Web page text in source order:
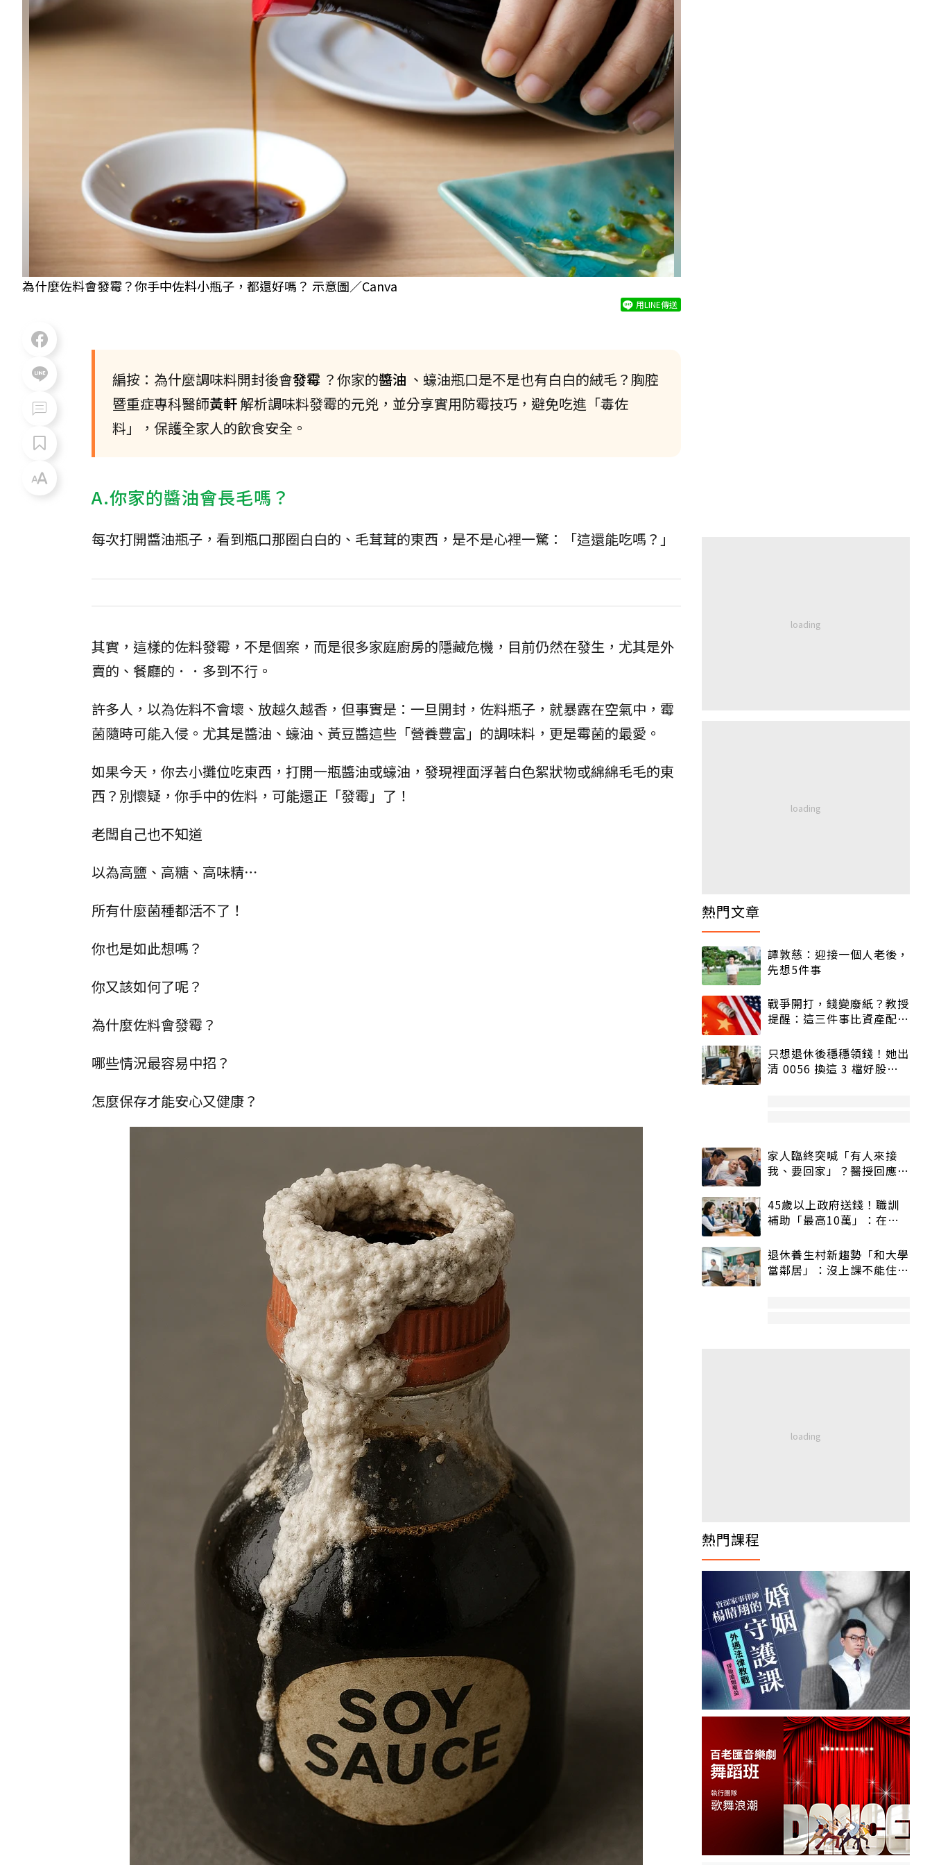
為什麼佐料會發霉？你手中佐料小瓶子，都還好嗎？ 示意圖／Canva
用LINE傳送
編按：為什麼調味料開封後會發霉 ？你家的醬油 、蠔油瓶口是不是也有白白的絨毛？胸腔
暨重症專科醫師黃軒解析調味料發霉的元兇，並分享實用防霉技巧，避免吃進「毒佐
料」，保護全家人的飲食安全。
A.你家的醬油會長毛嗎？
每次打開醬油瓶子，看到瓶口那圈白白的、毛茸茸的東西，是不是心裡一驚：「這還能吃嗎？」
其實，這樣的佐料發霉，不是個案，而是很多家庭廚房的隱藏危機，目前仍然在發生，尤其是外
賣的、餐廳的．．多到不行。
許多人，以為佐料不會壞、放越久越香，但事實是：一旦開封，佐料瓶子，就暴露在空氣中，霉
菌隨時可能入侵。尤其是醬油、蠔油、黃豆醬這些「營養豐富」的調味料，更是霉菌的最愛。
如果今天，你去小攤位吃東西，打開一瓶醬油或蠔油，發現裡面浮著白色絮狀物或綿綿毛毛的東
西？別懷疑，你手中的佐料，可能還正「發霉」了！
老闆自己也不知道
以為高鹽、高糖、高味精⋯
所有什麼菌種都活不了！
你也是如此想嗎？
你又該如何了呢？
為什麼佐料會發霉？
哪些情況最容易中招？
怎麼保存才能安心又健康？
熱門文章
譚敦慈：迎接一個人老後，
先想5件事
戰爭開打，錢變廢紙？教授
提醒：這三件事比資產配置
只想退休後穩穩領錢！她出
清 0056 換這 3 檔好股：
家人臨終突喊「有人來接
我、要回家」？醫授回應方
45歲以上政府送錢！職訓
補助「最高10萬」：在
退休養生村新趨勢「和大學
當鄰居」：沒上課不能住、
熱門課程